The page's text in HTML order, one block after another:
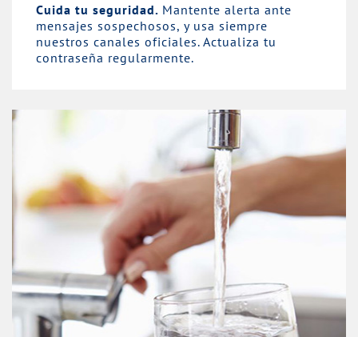
Cuida tu seguridad. Mantente alerta ante
mensajes sospechosos, y usa siempre
nuestros canales oficiales. Actualiza tu
contraseña regularmente.